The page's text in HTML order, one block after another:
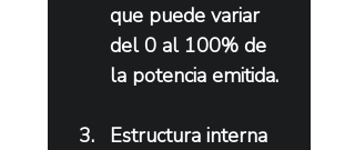
que puede variar
del 0 al 100% de
la potencia emitida.
Estructura interna